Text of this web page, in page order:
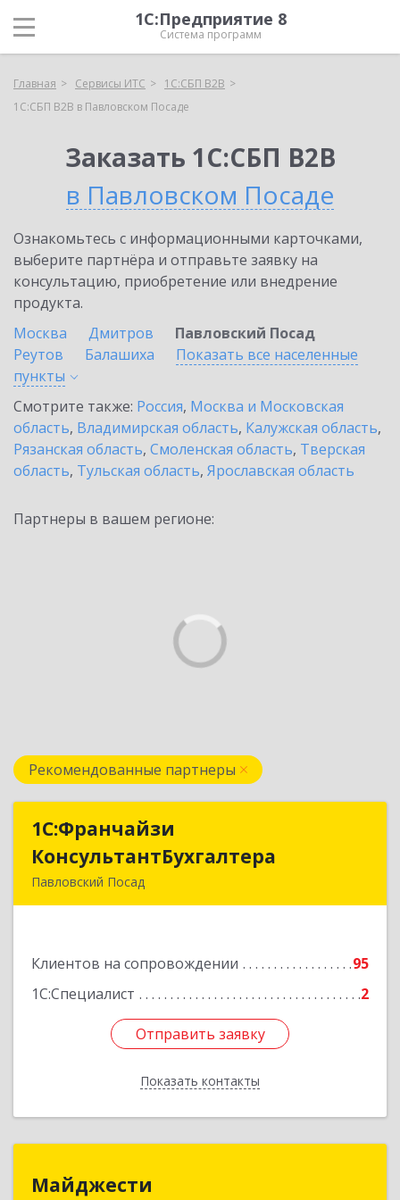
1С:Предприятие 8
Система программ
Главная Сервисы ИТС
1С:СБП B2B
1С:СБП B2B в Павловском Посаде
Заказать 1С:СБП B2B
в Павловском Посаде
Ознакомьтесь с информационными карточками,
выберите партнёра и отправьте заявку на
консультацию, приобретение или внедрение
продукта.
Москва
Дмитров
Павловский Посад
Реутов
Балашиха
Показать все населенные
пункты
Смотрите также: Россия, Москва и Московская
область, Владимирская область, Калужская область,
Рязанская область, Смоленская область, Тверская
область, Тульская область, Ярославская область
Партнеры в вашем регионе:
Рекомендованные партнеры
1С:Франчайзи
КонсультантБухгалтера
Павловский Посад
Клиентов на сопровождении
95
1С:Специалист
2
Отправить заявку
Показать контакты
КонсультантБухгалтера
Подробнее
Отправить заявку
Назад
Майджести